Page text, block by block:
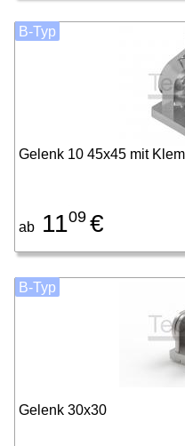
Gelenk 10 45x45 mit
ab 1109 €
B-Typ
Gelenk 30x30
B-Typ